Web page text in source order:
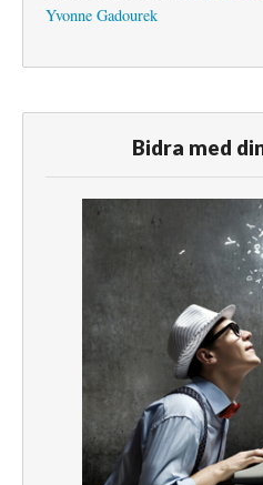
Yvonne Gadourek
Bidra med